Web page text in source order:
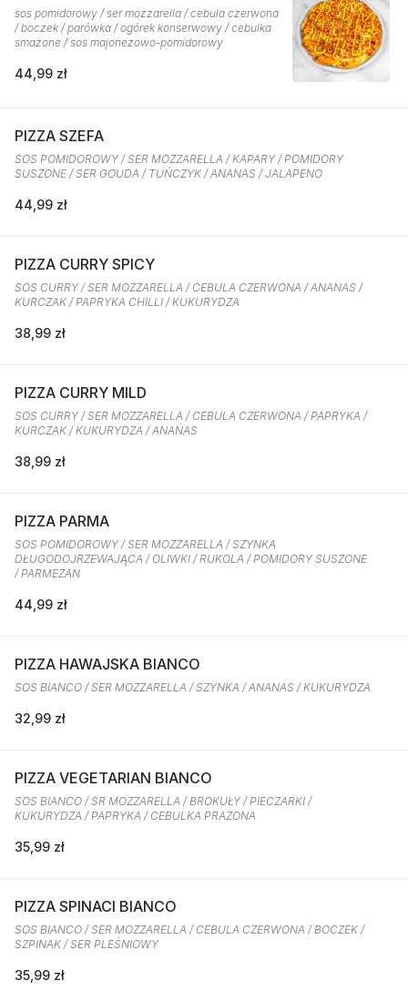
sos pomidorowy / ser mozzarella / cebula czerwona
/ boczek / parówka / ogórek konserwowy / cebulka
smażone / sos majonezowo-pomidorowy
44,99 zł
PIZZA SZEFA
SOS POMIDOROWY / SER MOZZARELLA / KAPARY / POMIDORY
SUSZONE / SER GOUDA / TUŃCZYK / ANANAS / JALAPENO
44,99 zł
PIZZA CURRY SPICY
SOS CURRY / SER MOZZARELLA / CEBULA CZERWONA / ANANAS /
KURCZAK / PAPRYKA CHILLI / KUKURYDZA
38,99 zł
PIZZA CURRY MILD
SOS CURRY / SER MOZZARELLA / CEBULA CZERWONA / PAPRYKA /
KURCZAK / KUKURYDZA / ANANAS
38,99 zł
PIZZA PARMA
SOS POMIDOROWY / SER MOZZARELLA / SZYNKA
DŁUGODOJRZEWAJĄCA / OLIWKI / RUKOLA / POMIDORY SUSZONE
/ PARMEZAN
44,99 zł
PIZZA HAWAJSKA BIANCO
SOS BIANCO / SER MOZZARELLA / SZYNKA / ANANAS / KUKURYDZA
32,99 zł
PIZZA VEGETARIAN BIANCO
SOS BIANCO / SR MOZZARELLA / BROKUŁY / PIECZARKI /
KUKURYDZA / PAPRYKA / CEBULKA PRAŻONA
35,99 zł
PIZZA SPINACI BIANCO
SOS BIANCO / SER MOZZARELLA / CEBULA CZERWONA / BOCZEK /
SZPINAK / SER PLEŚNIOWY
35,99 zł